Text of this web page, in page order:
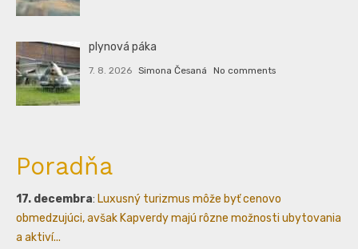
plynová páka
7. 8. 2026 Simona Česaná No comments
Poradňa
17. decembra: Luxusný turizmus môže byť cenovo
obmedzujúci, avšak Kapverdy majú rôzne možnosti ubytovania
a aktiví...